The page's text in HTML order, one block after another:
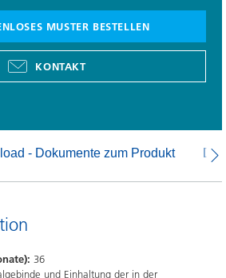
MUSTER BESTELLEN
KONTAKT
- Dokumente zum Produkt
36
und Einhaltung der in der